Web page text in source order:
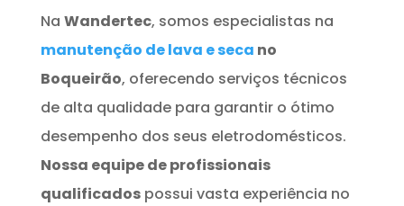
Na Wandertec, somos especialistas na
manutenção de lava e seca no
Boqueirão, oferecendo serviços técnicos
de alta qualidade para garantir o ótimo
desempenho dos seus eletrodomésticos.
Nossa equipe de profissionais
qualificadospossui vasta experiência no